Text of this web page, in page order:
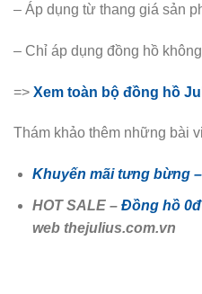
– Áp dụng từ thang giá sản
– Chỉ áp dụng đồng hồ
=> Xem toàn bộ đồng hồ
Thám khảo thêm những bài
Khuyến mãi tưng bừng
HOT SALE – Đồng hồ 0đ
web thejulius.com.vn